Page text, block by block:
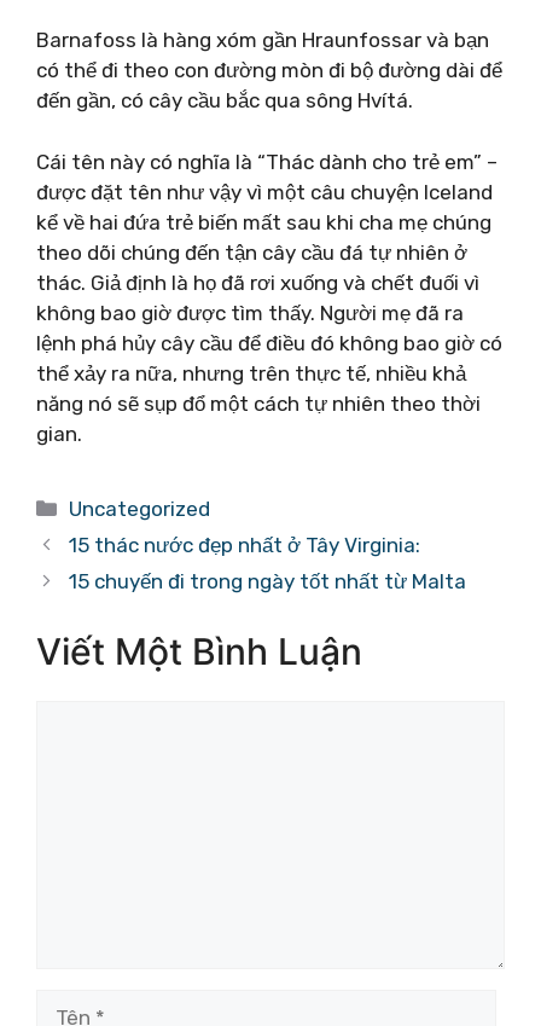
Barnafoss là hàng xóm gần Hraunfossar và bạn
có thể đi theo con đường mòn đi bộ đường dài để
đến gần, có cây cầu bắc qua sông Hvítá.
Cái tên này có nghĩa là “Thác dành cho trẻ em” –
được đặt tên như vậy vì một câu chuyện Iceland
kể về hai đứa trẻ biến mất sau khi cha mẹ chúng
theo dõi chúng đến tận cây cầu đá tự nhiên ở
thác. Giả định là họ đã rơi xuống và chết đuối vì
không bao giờ được tìm thấy. Người mẹ đã ra
lệnh phá hủy cây cầu để điều đó không bao giờ có
thể xảy ra nữa, nhưng trên thực tế, nhiều khả
năng nó sẽ sụp đổ một cách tự nhiên theo thời
gian.
Danh
mục
Uncategorized
15 thác nước đẹp nhất ở Tây Virginia:
15 chuyến đi trong ngày tốt nhất từ ​​Malta
Viết Một Bình Luận